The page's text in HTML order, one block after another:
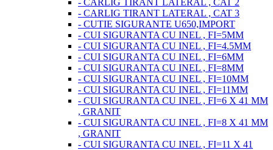
- CARLIG TIRANT LATERAL , CAT 2
- CARLIG TIRANT LATERAL , CAT 3
- CUTIE SIGURANTE U650,IMPORT
- CUI SIGURANTA CU INEL , FI=5MM
- CUI SIGURANTA CU INEL , FI=4.5MM
- CUI SIGURANTA CU INEL , FI=6MM
- CUI SIGURANTA CU INEL , FI=8MM
- CUI SIGURANTA CU INEL , FI=10MM
- CUI SIGURANTA CU INEL , FI=11MM
- CUI SIGURANTA CU INEL , FI=6 X 41 MM
, GRANIT
- CUI SIGURANTA CU INEL , FI=8 X 41 MM
, GRANIT
- CUI SIGURANTA CU INEL , FI=11 X 41